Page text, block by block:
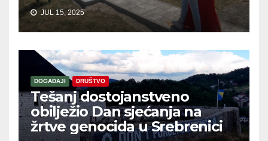
JUL 15, 2025
DOGAĐAJI DRUŠTVO
Tešanj dostojanstveno
obilježio Dan sjećanja na
žrtve genocida u Srebrenici